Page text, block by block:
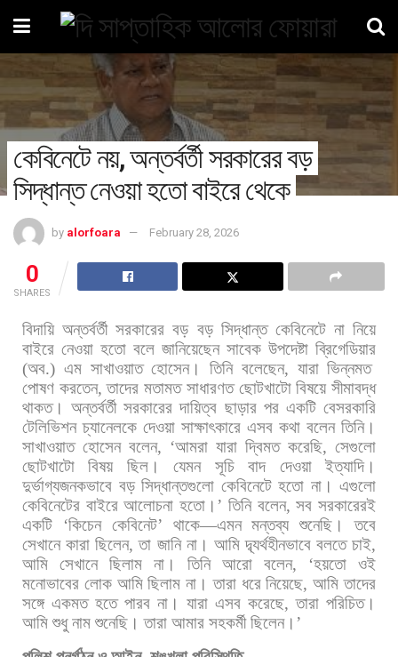
কেবিনেটে নয়, অন্তর্বর্তী সরকারের বড়
সিদ্ধান্ত নেওয়া হতো বাইরে থেকে
by alorfoara February 28, 2026
0
SHARES
বিদায়ি অন্তর্বর্তী সরকারের বড় বড় সিদ্ধান্ত কেবিনেটে না নিয়ে
বাইরে নেওয়া হতো বলে জানিয়েছেন সাবেক উপদেষ্টা ব্রিগেডিয়ার
(অব.) এম সাখাওয়াত হোসেন। তিনি বলেছেন, যারা ভিন্নমত
পোষণ করতেন,তাদের মতামত সাধারণত ছোটখাটো বিষয়ে সীমাবদ্ধ
থাকত। অন্তর্বর্তী সরকারের দায়িত্ব ছাড়ার পর একটি বেসরকারি
টেলিভিশন চ্যানেলকে দেওয়া সাক্ষাৎকারে এসব কথা বলেন তিনি।
সাখাওয়াত হোসেন বলেন, ‘আমরা যারা দ্বিমত করেছি, সেগুলো
ছোটখাটো
বিষয় ছিল। যেমন সূচি বাদ দেওয়া
ইত্যাদি।
দুর্ভাগ্যজনকভাবে বড় সিদ্ধান্তগুলো কেবিনেটে হতো না। এগুলো
কেবিনেটের বাইরে আলোচনা হতো। ’ তিনি বলেন,সব সরকারেরই
একটি ‘কিচেন কেবিনেট’ থাকে—এমন মন্তব্য শুনেছি। তবে
সেখানে কারা ছিলেন,তা জানি না। আমি দ্ব্যর্থহীনভাবে বলতে চাই,
আমি
সেখানে ছিলাম না। তিনি আরো বলেন, ‘হয়তো
ওই
মনোভাবের লোক আমি ছিলাম না। তারা ধরে নিয়েছে,আমি তাদের
সঙ্গে একমত হতে পারব না। যারা এসব করেছে,তারা পরিচিত।
আমি শুধু নাম শুনেছি। তারা আমার সহকর্মী ছিলেন। ’